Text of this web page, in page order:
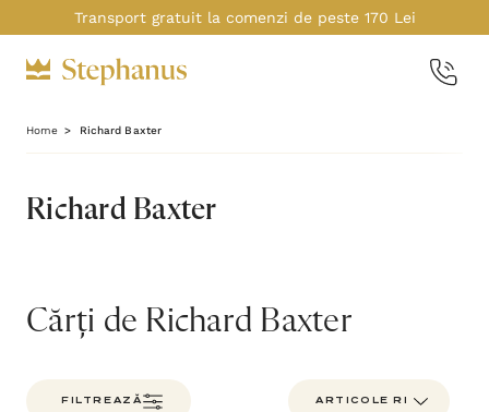
Transport gratuit la comenzi de peste 170 Lei
Home Richard Baxter
Richard Baxter
Cărți de Richard Baxter
FILTREAZĂ